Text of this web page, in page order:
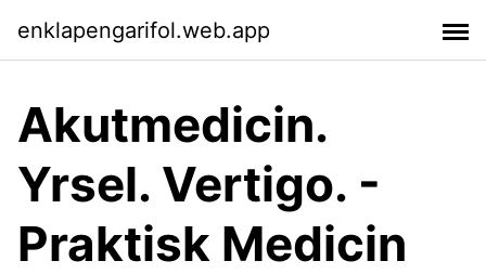
enklapengarifol.web.app
Akutmedicin.
Yrsel. Vertigo. -
Praktisk Medicin